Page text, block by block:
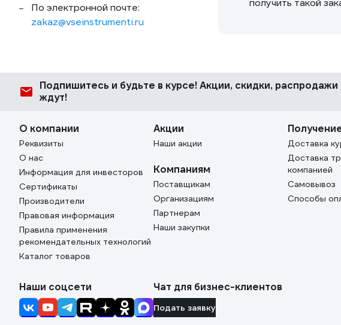
По электронной почте:
zakaz@vseinstrumenti.ru
получить такой
Подпишитесь и будьте в курсе! Акции, скидки, распродажи
ждут!
О компании
Реквизиты
О нас
Информация для инвесторов
Сертификаты
Производители
Правовая информация
Правила применения
рекомендательных технологий
Каталог товаров
Акции
Наши акции
Компаниям
Поставщикам
Организациям
Партнерам
Наши закупки
Доставка
Доставка
компанией
Самовывоз
Способы
Наши соцсети Чат для бизнес-клиентов
Подать заявку